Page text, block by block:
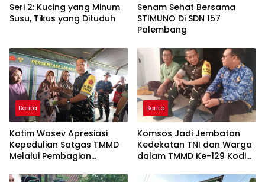
Seri 2: Kucing yang Minum
Susu, Tikus yang Dituduh
Senam Sehat Bersama
STIMUNO Di SDN 157
Palembang
Berita
Katim Wasev Apresiasi
Kepedulian Satgas TMMD
Melalui Pembagian
Berita
Komsos Jadi Jembatan
Kedekatan TNI dan Warga
dalam TMMD Ke-129 Kodim